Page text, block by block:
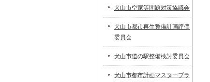
犬山市空家等問題対策協議会
犬山市都市再生整備計画評価
委員会
犬山市道の駅整備検討委員会
犬山市都市計画マスタープラ